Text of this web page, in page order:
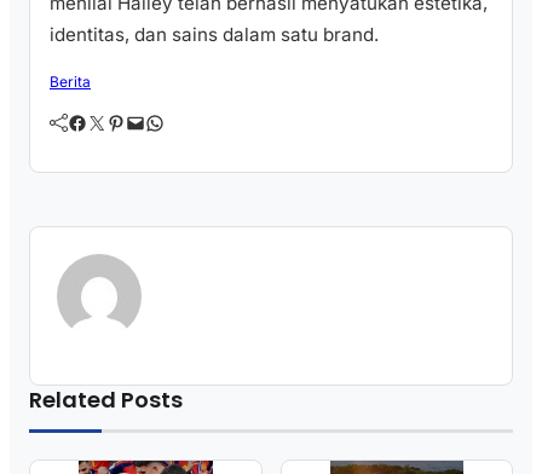
identitas, dan sains dalam satu brand.
Berita
Facebook Twitter Pinterest Mail WhatsApp
Related Posts